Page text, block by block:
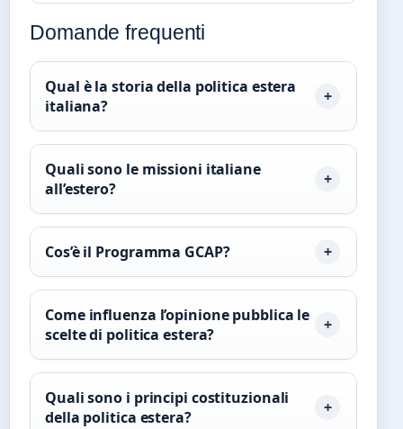
Domande frequenti
Qual è la storia della politica estera
italiana?
Quali sono le missioni italiane
all’estero?
Cos’è il Programma GCAP?
Come influenza l’opinione pubblica le
scelte di politica estera?
Quali sono i principi costituzionali
della politica estera?